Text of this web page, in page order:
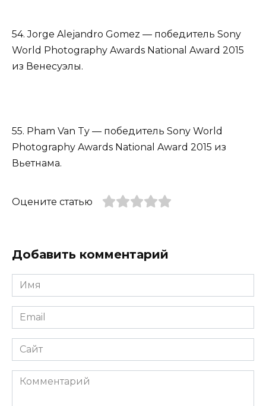
54. Jorge Alejandro Gomez — победитель Sony
World Photography Awards National Award 2015
из Венесуэлы.
55. Pham Van Ty — победитель Sony World
Photography Awards National Award 2015 из
Вьетнама.
Оцените статью
Добавить комментарий
Имя
*
Email
*
Сайт
Комментарий